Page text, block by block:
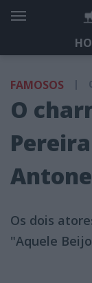
FAMOSOS |
O
Os dois
"Aquele